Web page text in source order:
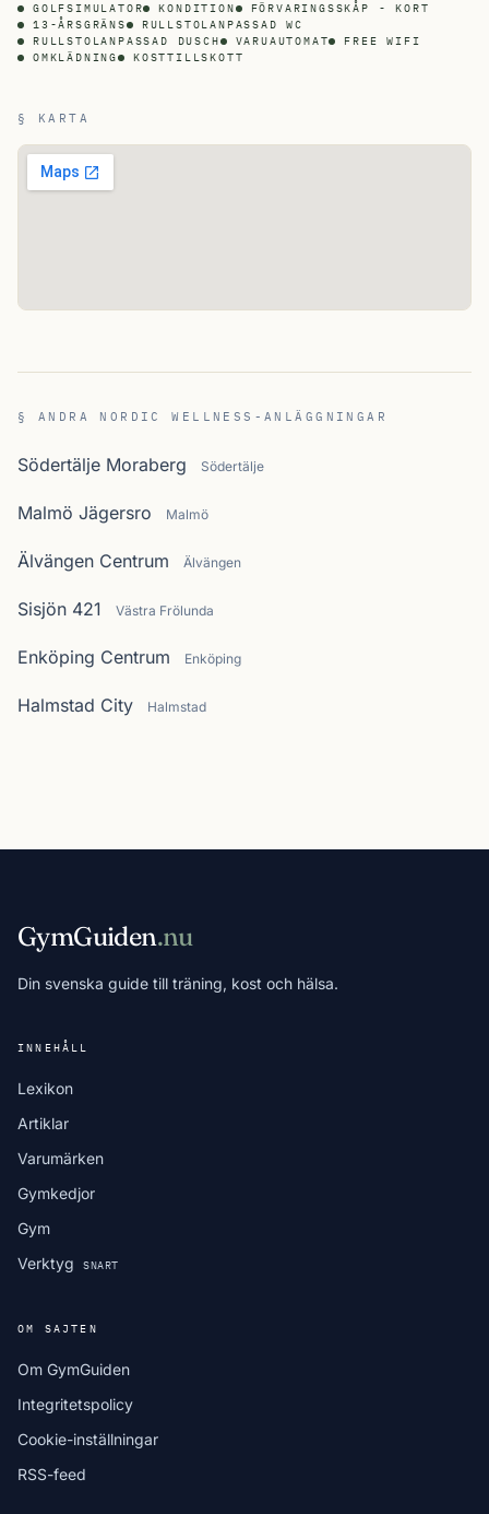
GOLFSIMULATOR
KONDITION
FÖRVARINGSSKÅP - KORT
13-ÅRSGRÄNS
RULLSTOLANPASSAD WC
RULLSTOLANPASSAD DUSCH
VARUAUTOMAT
FREE WIFI
OMKLÄDNING
KOSTTILLSKOTT
§ KARTA
§ ANDRA NORDIC WELLNESS-ANLÄGGNINGAR
Södertälje Moraberg Södertälje
Malmö Jägersro Malmö
Älvängen Centrum Älvängen
Sisjön 421 Västra Frölunda
Enköping Centrum Enköping
Halmstad City Halmstad
GymGuiden.nu
Din svenska guide till träning, kost och hälsa.
INNEHÅLL
Lexikon
Artiklar
Varumärken
Gymkedjor
Gym
Verktyg
SNART
OM SAJTEN
Om GymGuiden
Integritetspolicy
Cookie-inställningar
RSS-feed